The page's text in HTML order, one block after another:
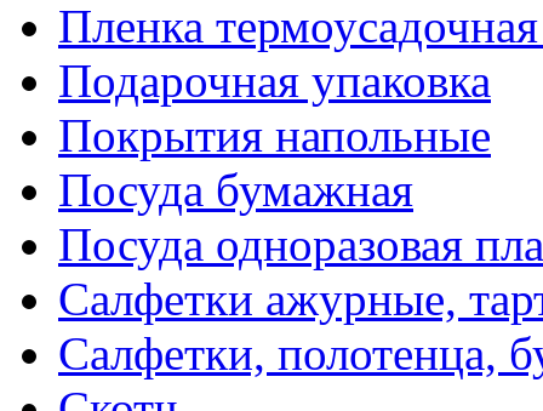
Пленка
Подарочная упаковка
Покрытия напольные
Посуда бумажная
Посуда одноразовая
Салфетки ажурные,
Салфетки, полотенца,